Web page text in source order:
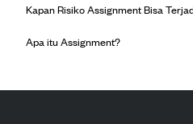
Kapan Risiko Assignment Bisa
Apa itu Assignment?